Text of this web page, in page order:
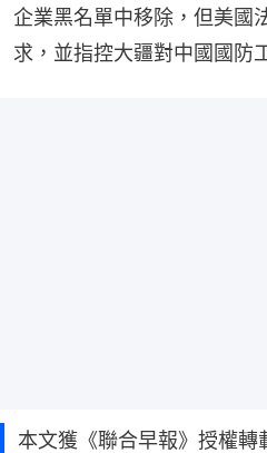
企業黑名單中移除，但美國
求，並指控大疆對中國國防
本文獲《聯合早報》授權轉